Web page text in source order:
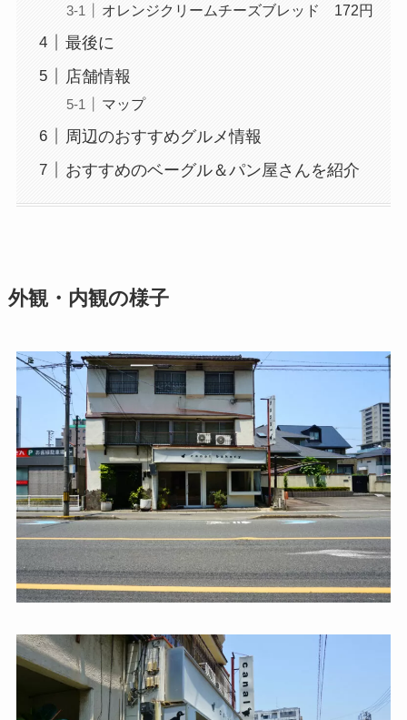
オレンジクリームチーズブレッド 172円
最後に
店舗情報
マップ
周辺のおすすめグルメ情報
おすすめのベーグル＆パン屋さんを紹介
外観・内観の様子